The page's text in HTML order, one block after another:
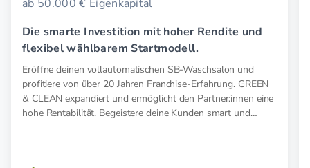
ab 50.000 € Eigenkapital
Die smarte Investition mit hoher Rendite und
flexibel wählbarem Startmodell.
Eröffne deinen vollautomatischen SB-Waschsalon und
profitiere von über 20 Jahren Franchise-Erfahrung. GREEN
& CLEAN expandiert und ermöglicht den Partner:innen eine
hohe Rentabilität. Begeistere deine Kunden smart und